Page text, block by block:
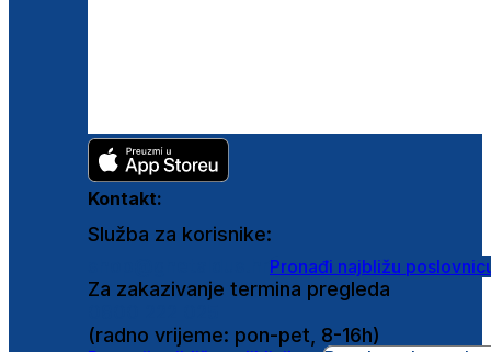
Kontakt:
Služba za korisnike:
Pronađi najbližu
Za zakazivanje termina pregleda
(radno vrijeme: pon-pet, 8-16h)